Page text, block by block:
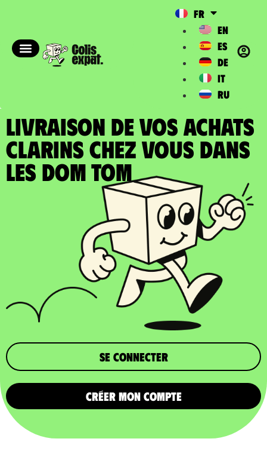
FR
EN
ES
DE
IT
RU
LIVRAISON DE VOS ACHATS
CLARINS chez vous dans
les DOM TOM
Se connecter
CRÉER MON COMPTE